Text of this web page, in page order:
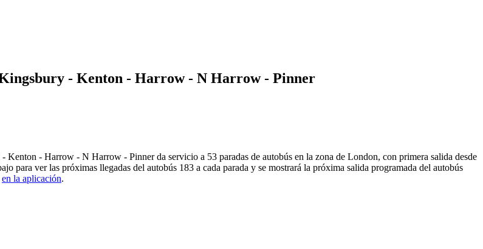
- Kenton - Harrow - N Harrow - Pinner
- Harrow - N Harrow - Pinner da servicio a 53 paradas de autobús en la zona de London, con primera salida desde
para ver las próximas llegadas del autobús 183 a cada parada y se mostrará la próxima salida programada del autobús
en la aplicación.